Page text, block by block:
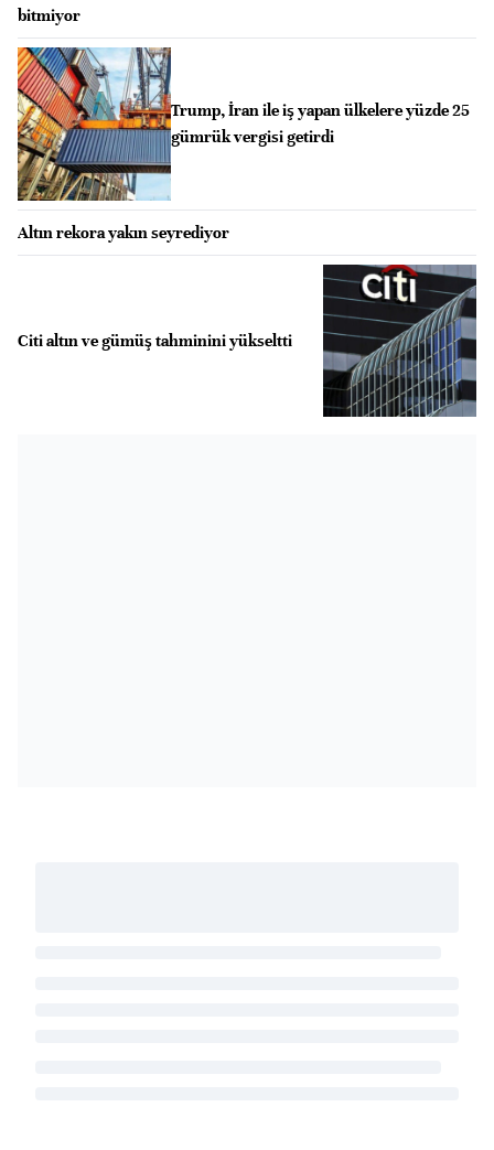
bitmiyor
Trump, İran ile iş yapan ülkelere yüzde 25
gümrük vergisi getirdi
Altın rekora yakın seyrediyor
Citi altın ve gümüş tahminini yükseltti